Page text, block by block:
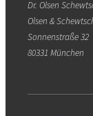
Dr. Olsen
Olsen &
Sonnenstraße 32
80331 München